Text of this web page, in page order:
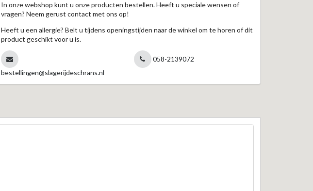
In onze webshop kunt u onze producten bestellen. Heeft u speciale wensen of
vragen? Neem gerust contact met ons op!
Heeft u een allergie? Belt u tijdens openingstijden naar de winkel om te horen of dit
product geschikt voor u is.
bestellingen@slagerijdeschrans.nl
058-2139072